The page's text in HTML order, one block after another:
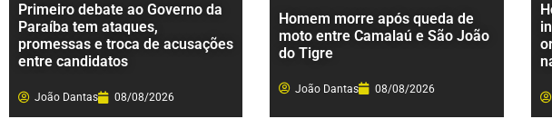
Primeiro debate ao Governo da
Paraíba tem ataques,
promessas e troca de acusações
entre candidatos
João Dantas 08/08/2026
Homem morre após queda de
moto entre Camalaú e São João
do Tigre
João Dantas 08/08/2026